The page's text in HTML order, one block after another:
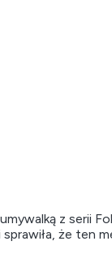
z serii
że ten